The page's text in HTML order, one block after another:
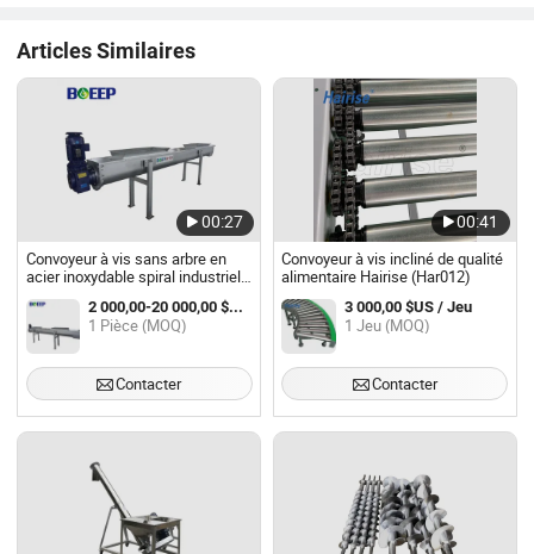
Articles Similaires
00:27
Convoyeur à vis sans arbre en
acier inoxydable spiral industriel
mobile
2 000,00-20 000,00 $US / Pièce
1 Pièce (MOQ)
Contacter
00:41
Convoyeur à vis incliné de qualité
alimentaire Hairise (Har012)
3 000,00 $US / Jeu
1 Jeu (MOQ)
Contacter